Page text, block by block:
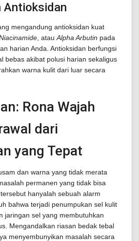
Antioksidan
mengandung antioksidan kuat
, atau Alpha Arbutin pada
harian Anda. Antioksidan berfungsi
bebas akibat polusi harian sekaligus
warna kulit dari luar secara
Rona Wajah
dari
yang Tepat
dan warna yang tidak merata
permanen yang tidak bisa
hanyalah sebuah alarm
bahwa terjadi penumpukan sel kulit
jaringan sel yang membutuhkan
Mengandalkan riasan bedak tebal
menyembunyikan masalah secara